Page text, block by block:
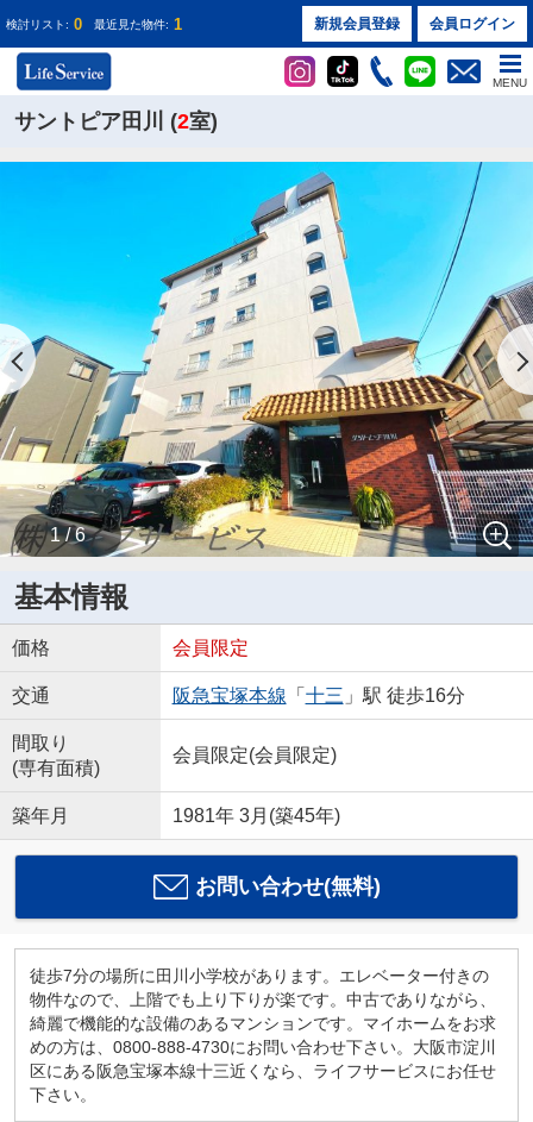
検討リスト: 0 最近見た物件: 1 新規会員登録 会員ログイン
MENU
サントピア田川 (2室)
1 / 6
基本情報
価格 会員限定
交通 阪急宝塚本線 「 十三 」駅 徒歩16分
間取り
(専有面積)
会員限定(会員限定)
築年月 1981年 3月(築45年)
お問い合わせ(無料)
徒歩7分の場所に田川小学校があります。エレベーター付きの
物件なので、上階でも上り下りが楽です。中古でありながら、
綺麗で機能的な設備のあるマンションです。マイホームをお求
めの方は、0800-888-4730にお問い合わせ下さい。大阪市淀川
区にある阪急宝塚本線十三近くなら、ライフサービスにお任せ
下さい。